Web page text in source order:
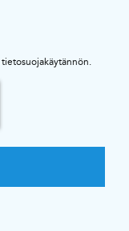
tietosuojakäytännön.